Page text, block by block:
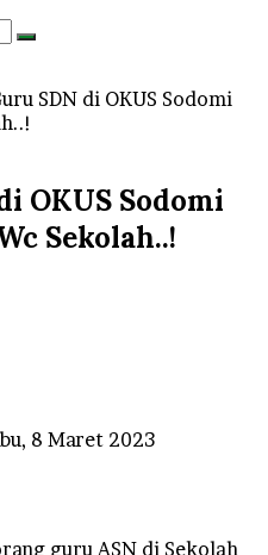
Search
SDN di OKUS Sodomi
OKUS Sodomi
Sekolah..!
8 Maret 2023
guru ASN di Sekolah